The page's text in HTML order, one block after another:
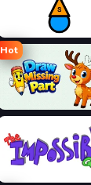
Stupidity Test
Hot